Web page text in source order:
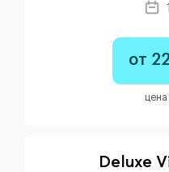
от
цена
Deluxe